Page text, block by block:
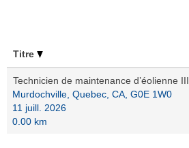
Titre
Technicien de maintenance d’éolienne III
Murdochville, Quebec, CA, G0E 1W0
11 juill. 2026
0.00 km